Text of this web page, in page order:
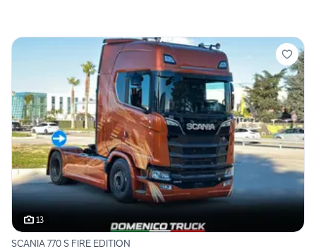
13
SCANIA 770 S FIRE EDITION